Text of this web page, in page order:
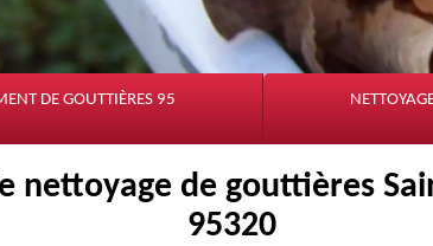
DE GOUTTIÈRES 95
nettoyage de gouttières
95320